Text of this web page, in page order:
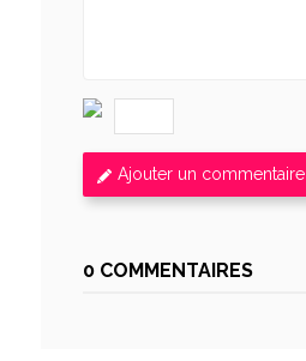
Ajouter un commentaire
0 COMMENTAIRES